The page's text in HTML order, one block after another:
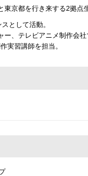
京都を行き来する2拠点
として活動。
、テレビアニメ制作会
実習講師を担当。